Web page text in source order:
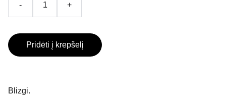
- +
Pridėti į krepšelį
Blizgi.